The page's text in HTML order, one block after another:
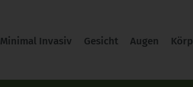
Minimal Invasiv Gesicht Augen